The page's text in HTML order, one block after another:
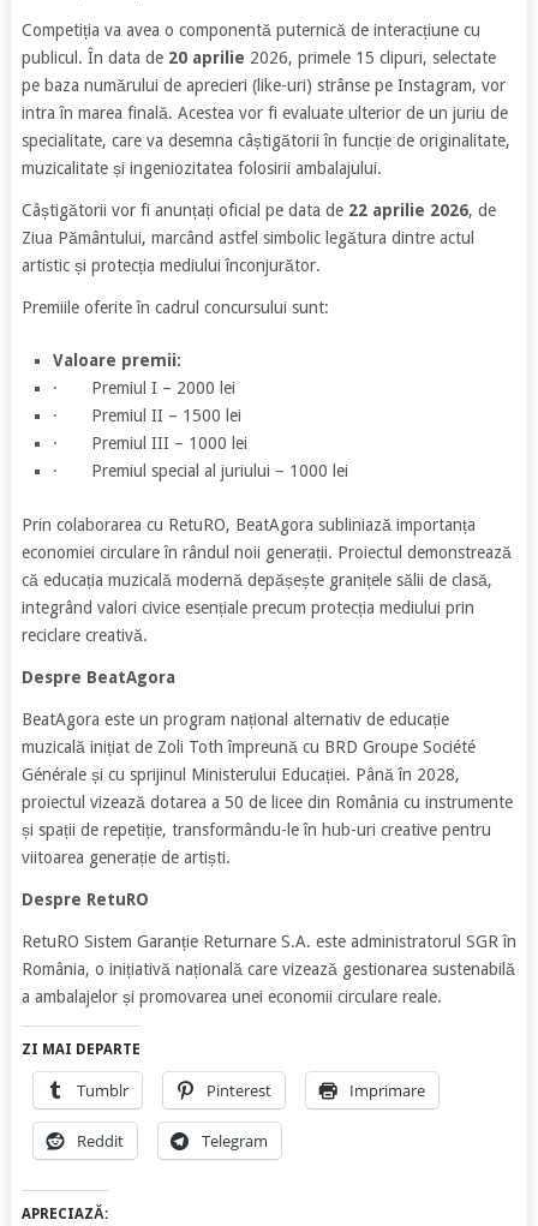
Competiția va avea o componentă puternică de interacțiune cu
publicul. În data de 20 aprilie 2026, primele 15 clipuri, selectate
pe baza numărului de aprecieri (like-uri) strânse pe Instagram, vor
intra în marea finală. Acestea vor fi evaluate ulterior de un juriu de
specialitate, care va desemna câștigătorii în funcție de originalitate,
muzicalitate și ingeniozitatea folosirii ambalajului.
Câștigătorii vor fi anunțați oficial pe data de 22 aprilie 2026, de
Ziua Pământului, marcând astfel simbolic legătura dintre actul
artistic și protecția mediului înconjurător.
Premiile oferite în cadrul concursului sunt:
Valoare premii:
· Premiul I – 2000 lei
· Premiul II – 1500 lei
· Premiul III – 1000 lei
· Premiul special al juriului – 1000 lei
Prin colaborarea cu RetuRO, BeatAgora subliniază importanța
economiei circulare în rândul noii generații. Proiectul demonstrează
că educația muzicală modernă depășește granițele sălii de clasă,
integrând valori civice esențiale precum protecția mediului prin
reciclare creativă.
Despre BeatAgora
BeatAgora este un program național alternativ de educație
muzicală inițiat de Zoli Toth împreună cu BRD Groupe Société
Générale și cu sprijinul Ministerului Educației. Până în 2028,
proiectul vizează dotarea a 50 de licee din România cu instrumente
și spații de repetiție, transformându-le în hub-uri creative pentru
viitoarea generație de artiști.
Despre RetuRO
RetuRO Sistem Garanție Returnare S.A. este administratorul SGR în
România, o inițiativă națională care vizează gestionarea sustenabilă
a ambalajelor și promovarea unei economii circulare reale.
ZI MAI DEPARTE
Tumblr Pinterest Imprimare
Reddit Telegram
APRECIAZĂ: